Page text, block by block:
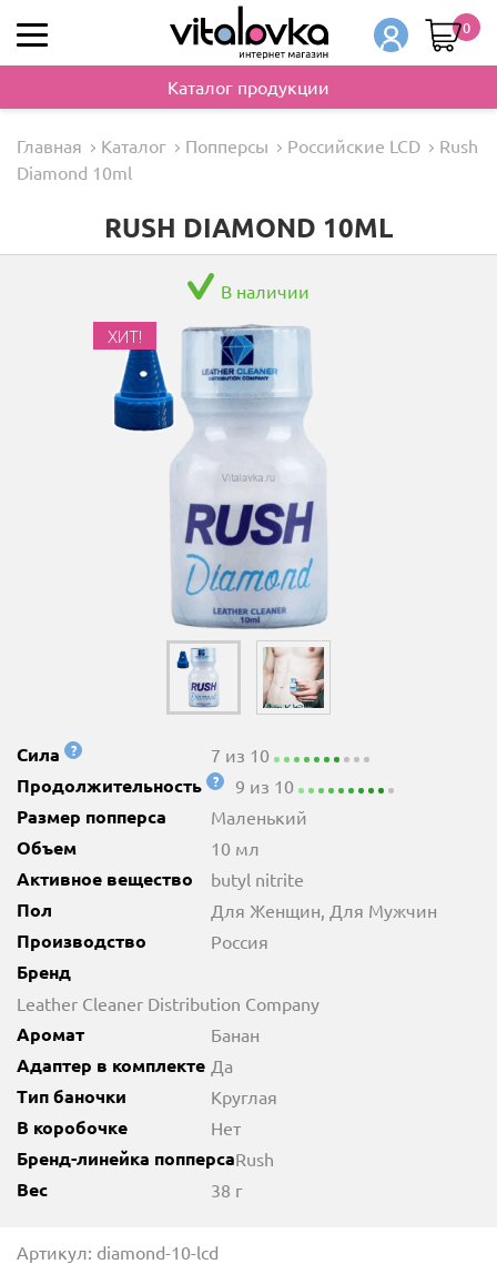
0
Каталог продукции
Главная Каталог Попперсы Российские LCD
Rush
Diamond 10ml
RUSH DIAMOND 10ML
В наличии
ХИТ!
Сила ? 7 из 10
Продолжительность ? 9 из 10
Размер попперса Маленький
Объем 10 мл
Активное вещество butyl nitrite
Пол Для Женщин, Для Мужчин
Производство Россия
Бренд
Leather Cleaner Distribution Company
Аромат Банан
Адаптер в комплекте Да
Тип баночки Круглая
В коробочке Нет
Бренд-линейка попперсаRush
Вес 38 г
Артикул: diamond-10-lcd